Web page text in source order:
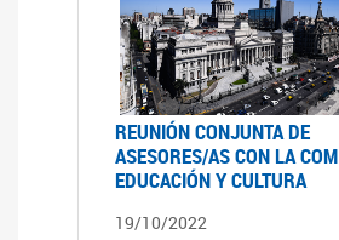
REUNIÓN CONJUNTA DE
ASESORES/AS CON LA
EDUCACIÓN Y CULTURA
19/10/2022